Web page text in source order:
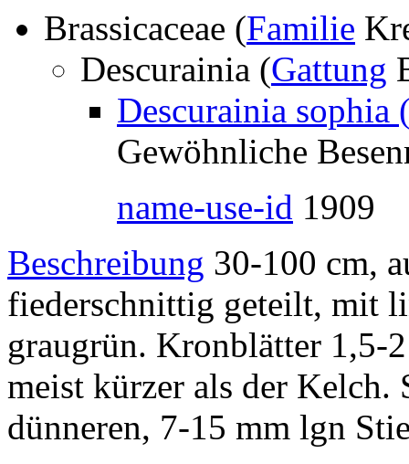
Brassicaceae (Familie
Descurainia (Gattung
Descurainia sophia
Gewöhnliche
name-use-id 1909
Beschreibung 30-100 cm,
fiederschnittig geteilt, mit
graugrün. Kronblätter 1,5-
meist kürzer als der
dünneren, 7-15 mm lgn